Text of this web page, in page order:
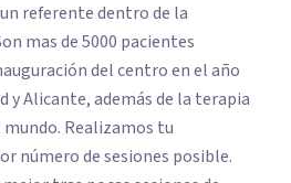
referente dentro de la
mas de 5000 pacientes
del centro en el año
y Alicante, además de la terapia
tu
número de sesiones posible.